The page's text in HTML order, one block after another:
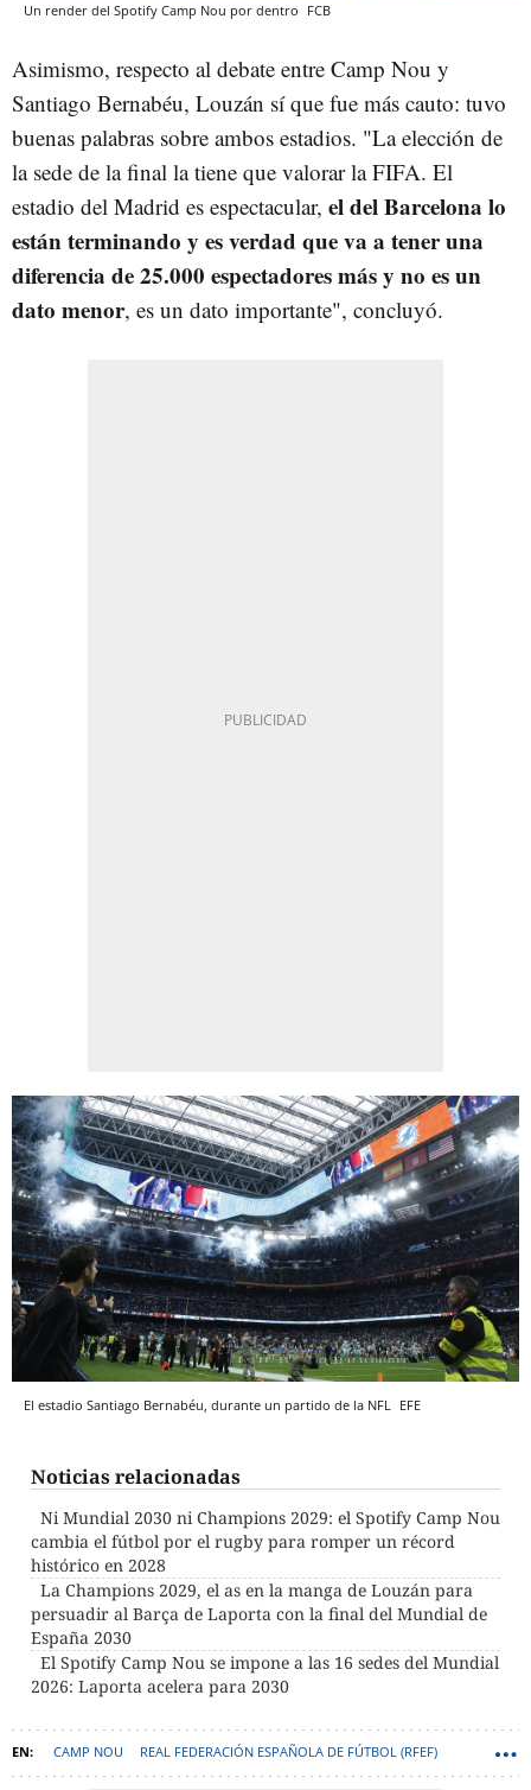
Un render del Spotify Camp Nou por dentro FCB
Asimismo, respecto al debate entre Camp Nou y
Santiago Bernabéu, Louzán sí que fue más cauto: tuvo
buenas palabras sobre ambos estadios. "La elección de
la sede de la final la tiene que valorar la FIFA. El
estadio del Madrid es espectacular, el del Barcelona lo
están terminando y es verdad que va a tener una
diferencia de 25.000 espectadores más y no es un
dato menor, es un dato importante", concluyó.
El estadio Santiago Bernabéu, durante un partido de la NFL EFE
Noticias relacionadas
Ni Mundial 2030 ni Champions 2029: el Spotify Camp Nou
cambia el fútbol por el rugby para romper un récord
histórico en 2028
La Champions 2029, el as en la manga de Louzán para
persuadir al Barça de Laporta con la final del Mundial de
España 2030
El Spotify Camp Nou se impone a las 16 sedes del Mundial
2026: Laporta acelera para 2030
CAMP NOU REAL FEDERACIÓN ESPAÑOLA DE FÚTBOL (RFEF)